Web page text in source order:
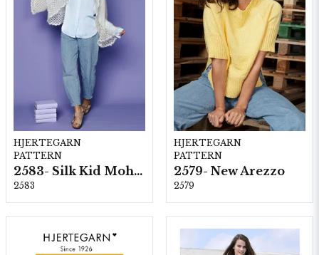
HJERTEGARN
PATTERN
2583- Silk Kid Mohair
2583
HJERTEGARN
PATTERN
2579- New Arezzo
2579